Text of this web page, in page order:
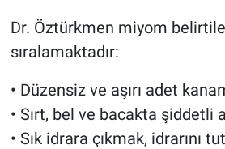
Dr. Öztürkmen miyom
sıralamaktadır:
• Düzensiz ve aşırı adet
• Sırt, bel ve bacakta şiddetli
• Sık idrara çıkmak, idrarını